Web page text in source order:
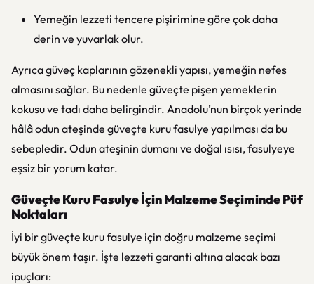
Yemeğin lezzeti tencere pişirimine göre çok daha
derin ve yuvarlak olur.
Ayrıca güveç kaplarının gözenekli yapısı, yemeğin nefes
almasını sağlar. Bu nedenle güveçte pişen yemeklerin
kokusu ve tadı daha belirgindir. Anadolu’nun birçok yerinde
hâlâ odun ateşinde güveçte kuru fasulye yapılması da bu
sebepledir. Odun ateşinin dumanı ve doğal ısısı, fasulyeye
eşsiz bir yorum katar.
Güveçte Kuru Fasulye İçin Malzeme Seçiminde Püf
Noktaları
İyi bir güveçte kuru fasulye için doğru malzeme seçimi
büyük önem taşır. İşte lezzeti garanti altına alacak bazı
ipuçları: